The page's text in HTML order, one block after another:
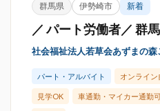
群馬県 伊勢崎市 新着
／ パート労働者／ 群
社会福祉法人若草会あずまの森
パート・アルバイト オンライ
見学OK 車通勤・マイカー通勤